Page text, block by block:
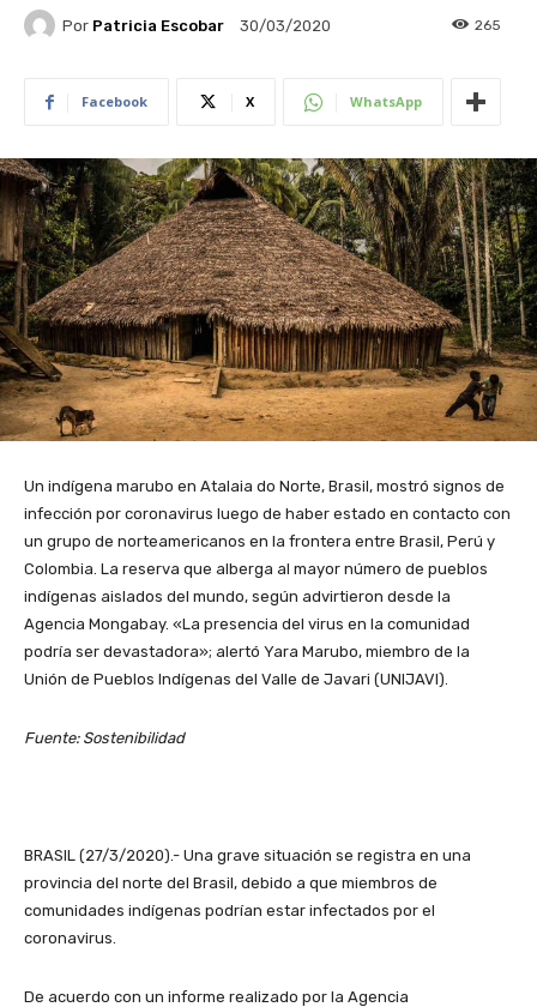
Por Patricia Escobar 30/03/2020 265
Facebook X WhatsApp
Un indígena marubo en Atalaia do Norte, Brasil, mostró signos de
infección por coronavirus luego de haber estado en contacto con
un grupo de norteamericanos en la frontera entre Brasil, Perú y
Colombia. La reserva que alberga al mayor número de pueblos
indígenas aislados del mundo, según advirtieron desde la
Agencia Mongabay. «La presencia del virus en la comunidad
podría ser devastadora»; alertó Yara Marubo, miembro de la
Unión de Pueblos Indígenas del Valle de Javari (UNIJAVI).
Fuente: Sostenibilidad
BRASIL (27/3/2020).- Una grave situación se registra en una
provincia del norte del Brasil, debido a que miembros de
comunidades indígenas podrían estar infectados por el
coronavirus.
De acuerdo con un informe realizado por la Agencia